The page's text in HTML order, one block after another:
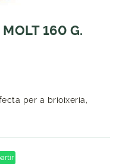
160 G.
per a brioixeria,